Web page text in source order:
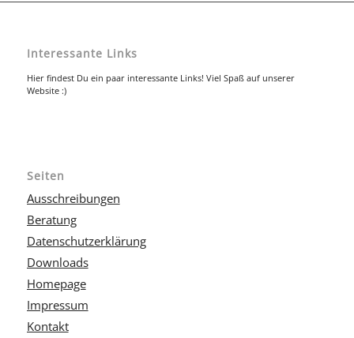
Interessante Links
Hier findest Du ein paar interessante Links! Viel Spaß auf unserer
Website :)
Seiten
Ausschreibungen
Beratung
Datenschutzerklärung
Downloads
Homepage
Impressum
Kontakt